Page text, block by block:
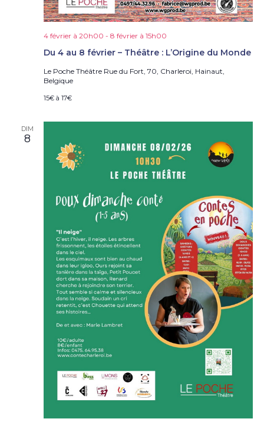
Du 4 au 8 février – Théâtre : L’Origine du Monde
4 février à 20h00 - 8 février à 15h00
Le Poche Théâtre Rue du Fort, 70, Charleroi, Hainaut,
Belgique
15€ à 17€
DIM
8